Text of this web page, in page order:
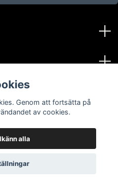
Yarnfinity
Genom att fortsätta på
av cookies.
alla